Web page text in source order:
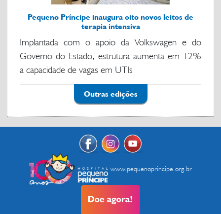
Pequeno Príncipe inaugura oito novos leitos de
terapia intensiva
Implantada com o apoio da Volkswagen e do
Governo do Estado, estrutura aumenta em 12%
a capacidade de vagas em UTIs
Outras edições
www.pequenoprincipe.org.br